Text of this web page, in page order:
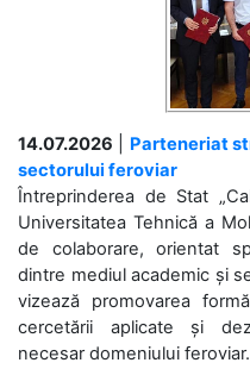
14.07.2026
Parteneriat
sectorului feroviar
Întreprinderea de Stat
Universitatea Tehnică a
de colaborare, orientat
dintre mediul academic și
vizează promovarea
cercetării aplicate și
necesar domeniului